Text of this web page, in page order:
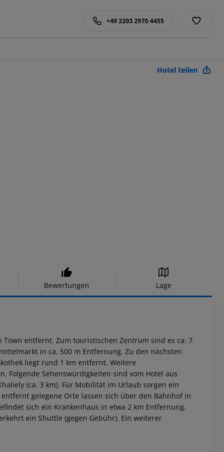
+49 2203 2970 4455
Hotel teilen
Bewertungen Lage
Town entfernt. Zum touristischen Zentrum sind es ca. 7
in ca. 500 m Entfernung. Zu den nächsten
liegt rund 1 km entfernt. Weitere
Folgende Sehenswürdigkeiten sind vom Hotel aus
(ca. 3 km). Für Mobilität im Urlaub sorgen ein
gelegene Orte lassen sich über den Bahnhof in
sich ein Krankenhaus in etwa 2 km Entfernung.
ein Shuttle (gegen Gebühr). Ein weiterer